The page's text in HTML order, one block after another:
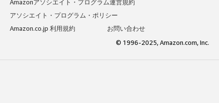
Amazonアソシエイト・プログラム運営規約
アソシエイト・プログラム・ポリシー
Amazon.co.jp 利用規約
お問い合わせ
© 1996-2025, Amazon.com, Inc.